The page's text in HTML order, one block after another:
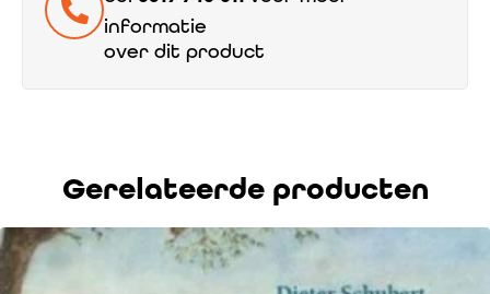
informatie
over dit product
Gerelateerde producten